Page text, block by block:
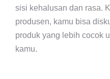
sisi kehalusan dan rasa.
produsen, kamu bisa
produk yang lebih cocok
kamu.